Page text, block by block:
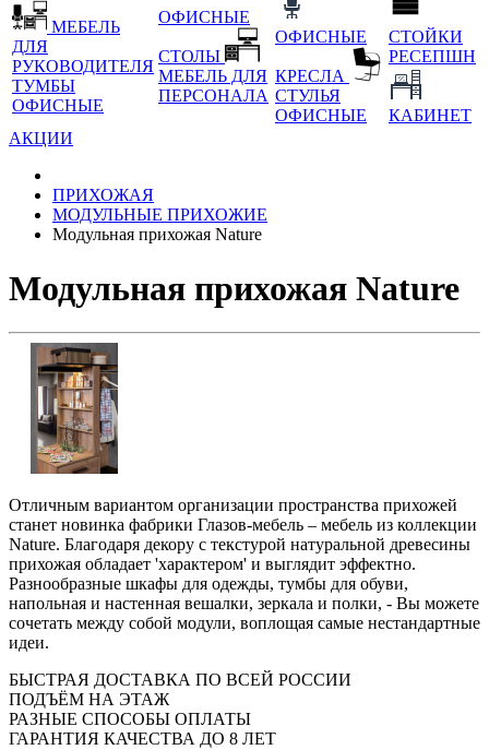
МЕБЕЛЬ
ДЛЯ
РУКОВОДИТЕЛЯ
ТУМБЫ
ОФИСНЫЕ
ОФИСНЫЕ
СТОЛЫ
МЕБЕЛЬ ДЛЯ
ПЕРСОНАЛА
ОФИСНЫЕ
КРЕСЛА
СТУЛЬЯ
ОФИСНЫЕ
СТОЙКИ
РЕСЕПШН
КАБИНЕТ
АКЦИИ
ПРИХОЖАЯ
МОДУЛЬНЫЕ ПРИХОЖИЕ
Модульная прихожая Nature
Модульная прихожая Nature
Отличным вариантом организации пространства прихожей
станет новинка фабрики Глазов-мебель – мебель из коллекции
Nature. Благодаря декору с текстурой натуральной древесины
прихожая обладает 'характером' и выглядит эффектно.
Разнообразные шкафы для одежды, тумбы для обуви,
напольная и настенная вешалки, зеркала и полки, - Вы можете
сочетать между собой модули, воплощая самые нестандартные
идеи.
БЫСТРАЯ ДОСТАВКА ПО ВСЕЙ РОССИИ
ПОДЪЁМ НА ЭТАЖ
РАЗНЫЕ СПОСОБЫ ОПЛАТЫ
ГАРАНТИЯ КАЧЕСТВА ДО 8 ЛЕТ